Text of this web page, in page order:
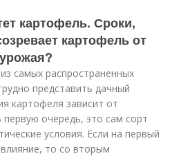
картофель. Сроки,
картофель от
самых распространенных
представить дачный
картофеля зависит от
очередь, это сам сорт
условия. Если на первый
то со вторым